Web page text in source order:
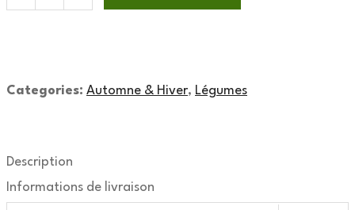
Categories: Automne & Hiver, Légumes
Description
Informations de livraison